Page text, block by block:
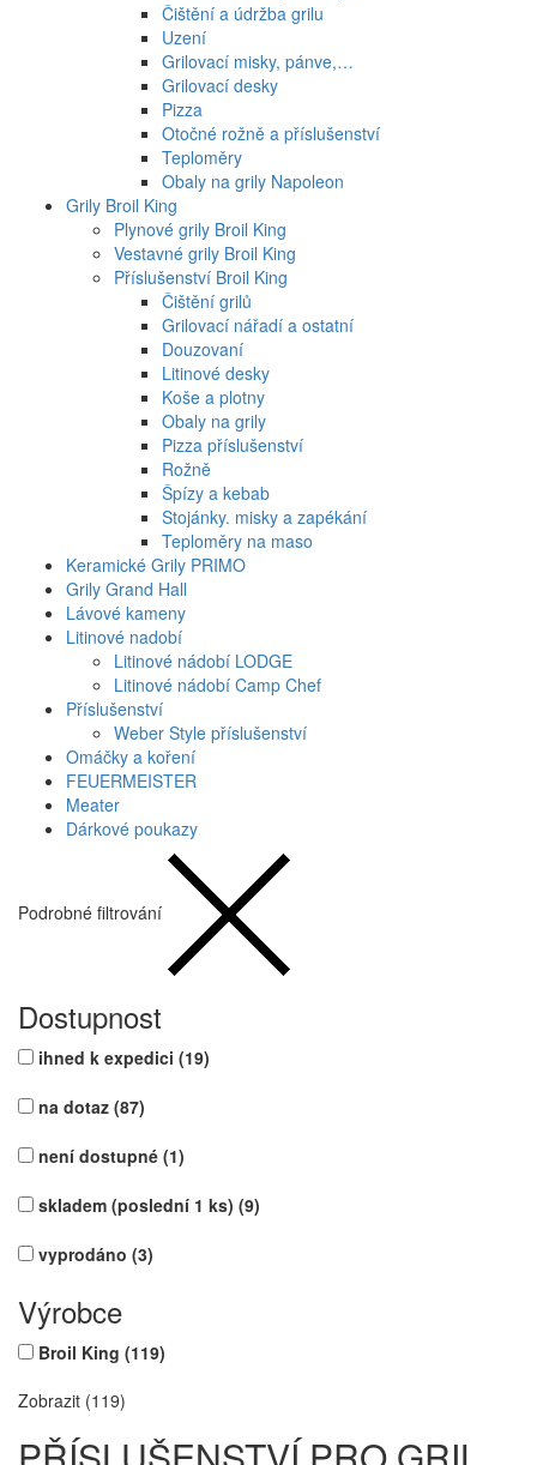
Čištění a údržba grilu
Uzení
Grilovací misky, pánve,…
Grilovací desky
Pizza
Otočné rožně a příslušenství
Teploměry
Obaly na grily Napoleon
Grily Broil King
Plynové grily Broil King
Vestavné grily Broil King
Příslušenství Broil King
Čištění grilů
Grilovací nářadí a ostatní
Douzovaní
Litinové desky
Koše a plotny
Obaly na grily
Pizza příslušenství
Rožně
Špízy a kebab
Stojánky. misky a zapékání
Teploměry na maso
Keramické Grily PRIMO
Grily Grand Hall
Lávové kameny
Litinové nadobí
Litinové nádobí LODGE
Litinové nádobí Camp Chef
Příslušenství
Weber Style příslušenství
Omáčky a koření
FEUERMEISTER
Meater
Dárkové poukazy
Podrobné filtrování
Dostupnost
ihned k expedici (19)
na dotaz (87)
není dostupné (1)
skladem (poslední 1 ks) (9)
vyprodáno (3)
Výrobce
Broil King (119)
Zobrazit (119)